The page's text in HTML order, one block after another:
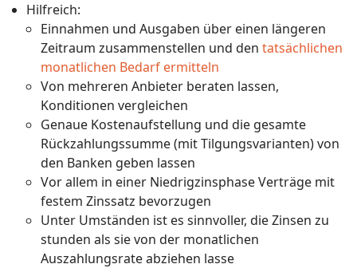
Hilfreich:
Einnahmen und Ausgaben über einen längeren
Zeitraum zusammenstellen und den tatsächlichen
monatlichen Bedarf ermitteln
Von mehreren Anbieter beraten lassen,
Konditionen vergleichen
Genaue Kostenaufstellung und die gesamte
Rückzahlungssumme (mit Tilgungsvarianten) von
den Banken geben lassen
Vor allem in einer Niedrigzinsphase Verträge mit
festem Zinssatz bevorzugen
Unter Umständen ist es sinnvoller, die Zinsen zu
stunden als sie von der monatlichen
Auszahlungsrate abziehen lasse